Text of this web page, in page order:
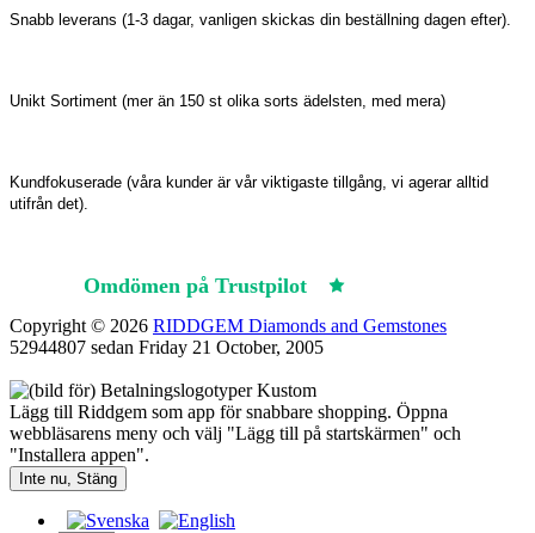
Snabb leverans (1-3 dagar, vanligen skickas din beställning dagen efter).
Unikt Sortiment (mer än 150 st olika sorts ädelsten, med mera)
Kundfokuserade (våra kunder är vår viktigaste tillgång, vi agerar alltid
utifrån det).
Omdömen på Trustpilot
Copyright © 2026 RIDDGEM Diamonds and Gemstones
52944807 sedan Friday 21 October, 2005
Lägg till Riddgem som app för snabbare shopping. Öppna
webbläsarens meny och välj "Lägg till på startskärmen" och
"Installera appen".
Inte nu, Stäng